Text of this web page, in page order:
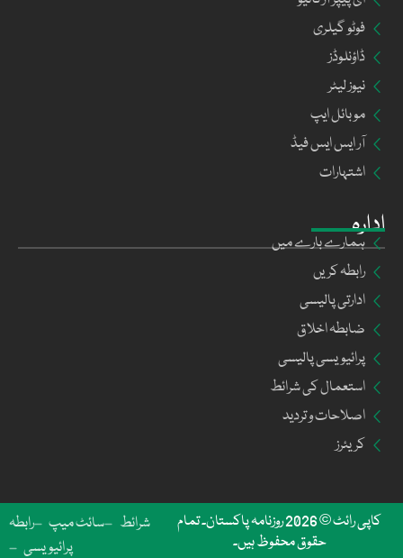
ادارہ
ہمارے بارے میں
رابطہ کریں
ادارتی پالیسی
ضابطہ اخلاق
پرائیویسی پالیسی
استعمال کی شرائط
اصلاحات و تردید
کریئرز
فوٹو گیلری
ڈاؤنلوڈز
نیوز لیٹر
موبائل ایپ
آر ایس ایس فیڈ
اشتہارات
رابطہ سائٹ میپ
شرائط
پرائیویسی
کاپی رائٹ © 2026 روزنامہ پاکستان۔ تمام
حقوق محفوظ ہیں۔